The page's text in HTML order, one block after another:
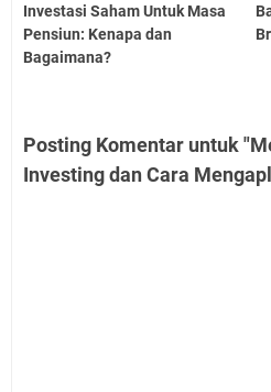
Investasi Saham Untuk Masa
Pensiun: Kenapa dan
Bagaimana?
Posting Komentar untuk
Investing dan Cara